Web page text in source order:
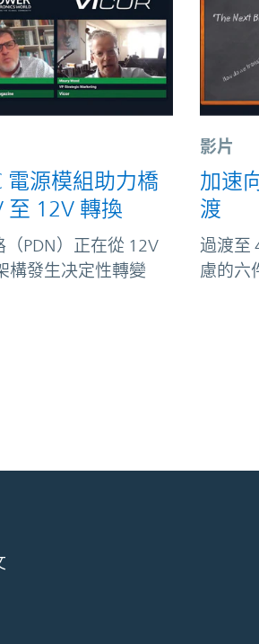
電源模組助力橋
至 12V 轉換
（PDN）正在從 12V
構發生决定性轉變
影片
加速
渡
過渡至
慮的六